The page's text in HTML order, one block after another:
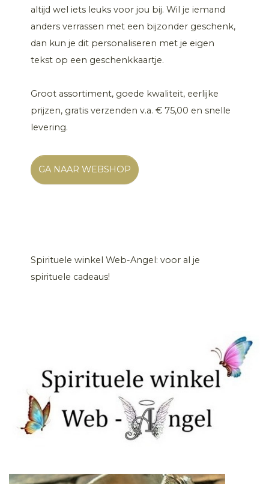
altijd wel iets leuks voor jou bij. Wil je iemand
anders verrassen met een bijzonder geschenk,
dan kun je dit personaliseren met je eigen
tekst op een geschenkkaartje.
Groot assortiment, goede kwaliteit, eerlijke
prijzen, gratis verzenden v.a. € 75,00 en snelle
levering.
GA NAAR WEBSHOP
Spirituele winkel Web-Angel: voor al je
spirituele cadeaus!